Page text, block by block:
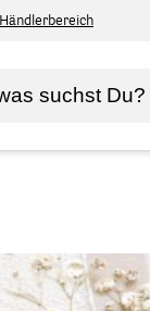
Händlerbereich